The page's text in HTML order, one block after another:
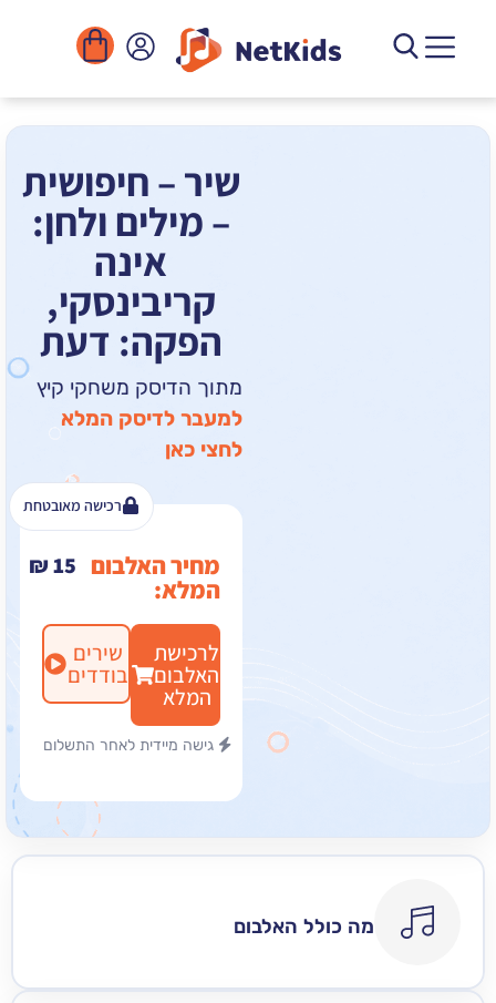
שיר – חיפושית
– מילים ולחן:
קריבינסקי,
הפקה: דעת
מתוך הדיסק משחקי קיץ
למעבר לדיסק המלא
מחיר האלבום ₪15
שירים
בודדים
גישה מיידית לאחר התשלום
רכישה מאובטחת
מה כולל האלבום